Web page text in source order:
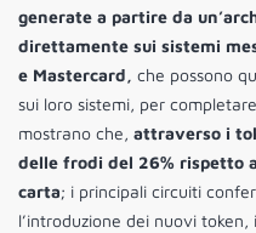
generate a partire da
direttamente sui sistemi
e Mastercard, che possono
sui loro sistemi, per
mostrano che, attraverso i
delle frodi del 26% rispetto
carta; i principali circuiti
l’introduzione dei nuovi